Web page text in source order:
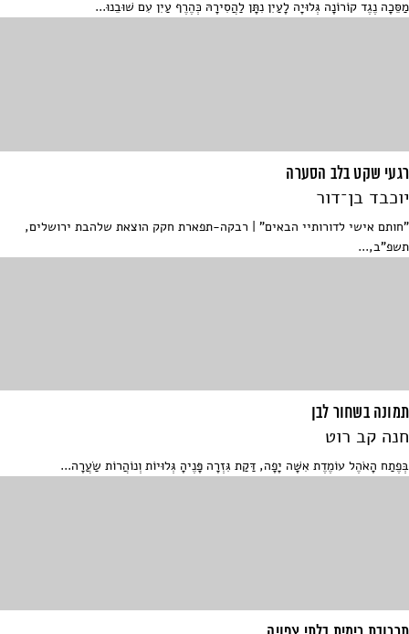
מַסֵּכָה נֶגֶד קוֹרוֹנָה גְּלוּיָה לָעַיִן נִתָּן לַהֲסִירָהּ כְּהֶרֶף עַיִן עִם שׁוּבֵנוּ...
רגעי שקט בלב הסערה
יוכבד בן־דור
"חותם אישי לדורותיי הבאים" | רבקה-תפארת חקק הוצאת שלהבת ירושלים,
תשפ"ב,...
תמונה בשחור לבן
חנה קב רוט
בְּפֶתַח הָאֹהֶל עוֹמֶדֶת אִשָּׁה יָפָה, דַּקַת גִּזְרָה פָּנֶיהָ גְּלוּיוֹת וְנוֹהֲרוֹת שַׂעֲרָה...